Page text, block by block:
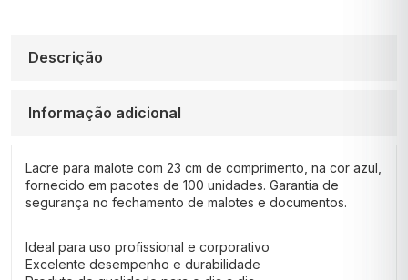
Descrição
Informação adicional
Lacre para malote com 23 cm de comprimento, na cor azul,
fornecido em pacotes de 100 unidades. Garantia de
segurança no fechamento de malotes e documentos.
Ideal para uso profissional e corporativo
Excelente desempenho e durabilidade